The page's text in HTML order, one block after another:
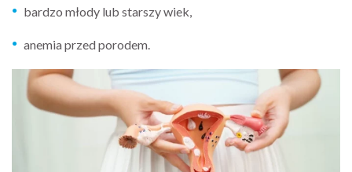
bardzo młody lub starszy wiek,
anemia przed porodem.